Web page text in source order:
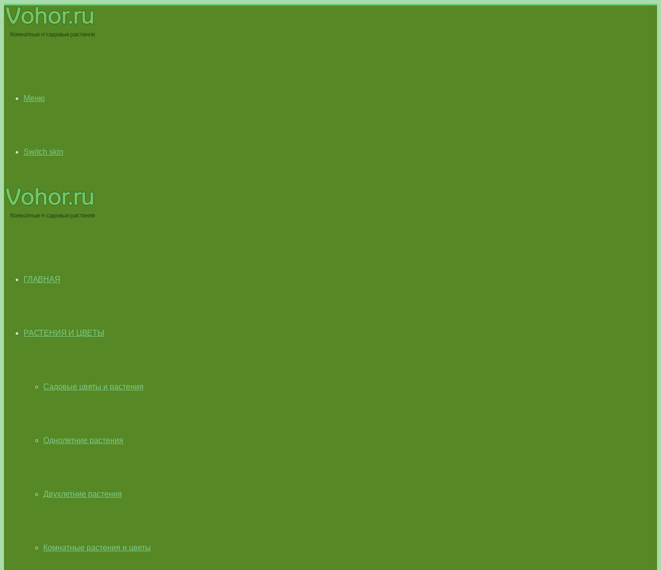
Меню
Switch skin
ГЛАВНАЯ
РАСТЕНИЯ И ЦВЕТЫ
Садовые цветы и растения
Однолетние растения
Двухлетние растения
Комнатные растения и цветы